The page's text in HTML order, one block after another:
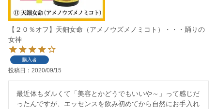
【２０％オフ】天鈿女命（アメノウズメノミコト）・・・踊りの
女神
購入者
投稿日 2020/09/15
最近体もダルくて「美容とかどうでもいいや～」って感じだ
ったんですが、エッセンスを飲み初めてから自然にお手入れ